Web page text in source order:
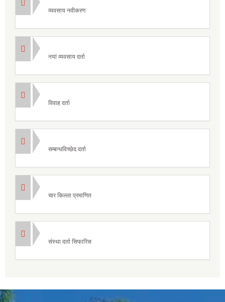
व्यवसाय नवीकरण
नयां व्यवसाय दर्ता
विवाह दर्ता
सम्बन्धविच्छेद दर्ता
चार किल्ला प्रमाणित
संस्था दर्ता सिफारिस